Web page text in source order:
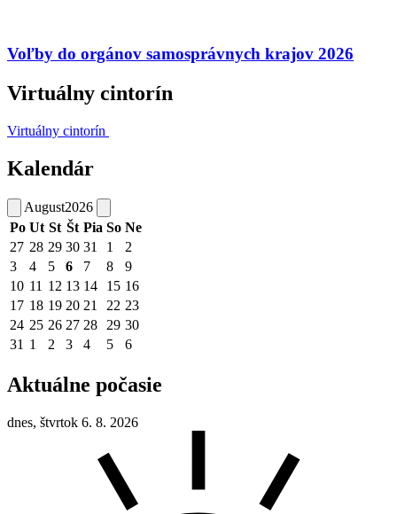
Voľby do orgánov samosprávnych krajov 2026
Virtuálny cintorín
Virtuálny cintorín
Kalendár
August2026
Po Ut St Št Pia So Ne
27 28 29 30 31 1
2
3
4 5 6 7 8
9
10 11 12 13 14 15 16
17 18 19 20 21 22 23
24 25 26 27 28 29 30
31 1 2 3 4 5 6
Aktuálne počasie
dnes, štvrtok 6. 8. 2026